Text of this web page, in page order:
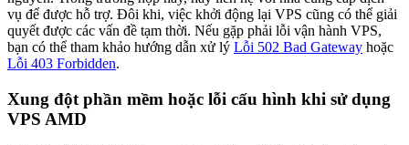
vụ để được hỗ trợ. Đôi khi, việc khởi động lại VPS cũng có thể giải
quyết được các vấn đề tạm thời. Nếu gặp phải lỗi vận hành VPS,
bạn có thể tham khảo hướng dẫn xử lý Lỗi 502 Bad Gateway hoặc
Lỗi 403 Forbidden.
Xung đột phần mềm hoặc lỗi cấu hình khi sử dụng
VPS AMD